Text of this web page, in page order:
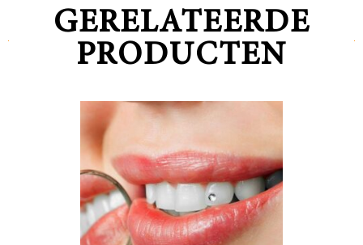
GERELATEERDE
PRODUCTEN